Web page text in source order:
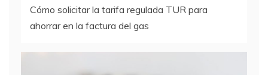
Cómo solicitar la tarifa regulada TUR para
ahorrar en la factura del gas